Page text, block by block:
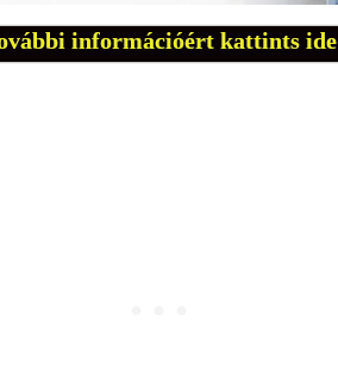
információért kattints ide